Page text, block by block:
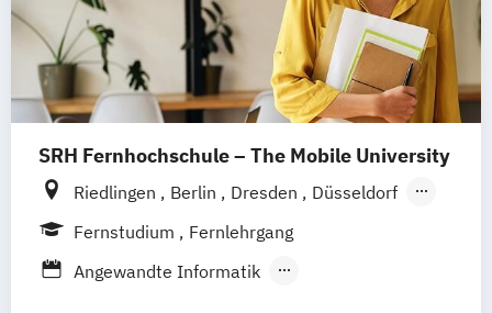
SRH Fernhochschule – The Mobile University
Riedlingen Berlin Dresden
Düsseldorf
Hamburg
Hannover Köln
Mannheim
Wertheim
Fernstudium
Fernlehrgang
Angewandte Informatik